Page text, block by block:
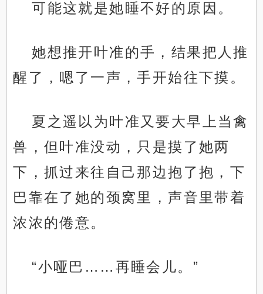
可能这就是她睡不好的原因。
她想推开叶准的手，结果把人推
醒了，嗯了一声，手开始往下摸。
夏之遥以为叶准又要大早上当禽
兽，但叶准没动，只是摸了她两
下，抓过来往自己那边抱了抱，下
巴靠在了她的颈窝里，声音里带着
浓浓的倦意。
“小哑巴……再睡会儿。”